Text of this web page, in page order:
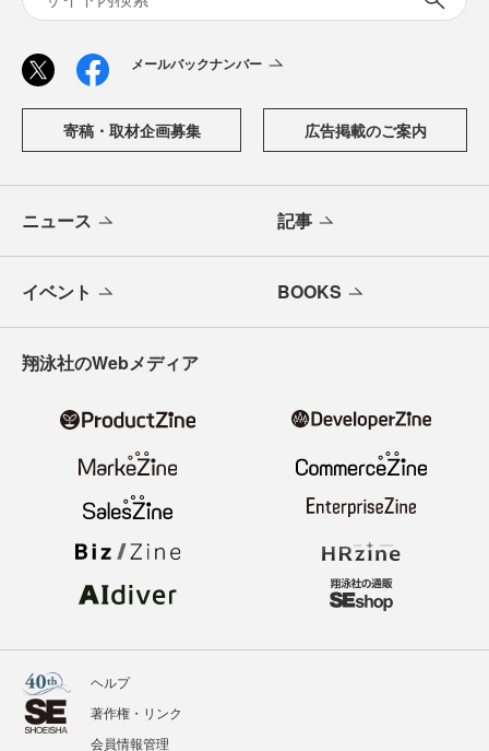
メールバックナンバー
寄稿・取材企画募集 広告掲載のご案内
ニュース 記事
イベント BOOKS
翔泳社のWebメディア
ヘルプ
著作権・リンク
会員情報管理